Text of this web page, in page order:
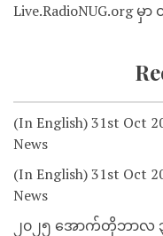
Live.RadioNUG.org
(In English) 31st Oct
News
(In English) 31st Oct
News
၂၀၂၅ အောက်တိုဘာလ